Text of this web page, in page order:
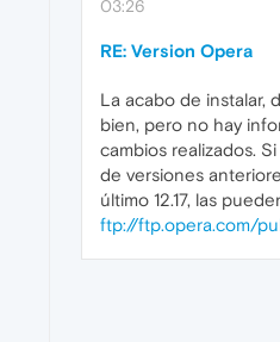
03:26
RE: Version Opera
La acabo de instalar,
bien, pero no hay
cambios realizados.
de versiones
último 12.17, las
ftp://ftp.opera.com/